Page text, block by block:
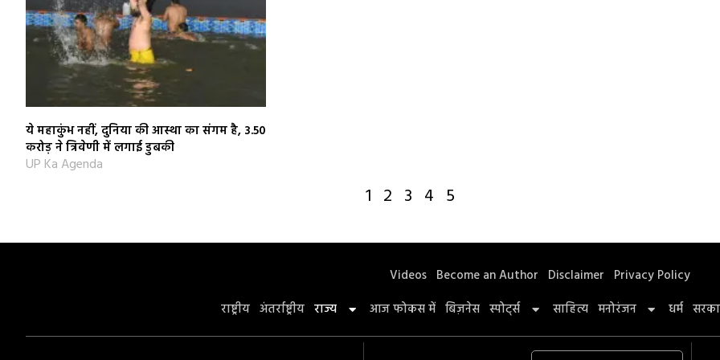
ये महाकुंभ नहीं, दुनिया की आस्‍था का संगम है, 3.50
करोड़ ने त्रिवेणी में लगाई डुबकी
UP Ka Agenda
1 2 3 4 5
Videos Become an Author Disclaimer Privacy Policy
राष्ट्रीय अंतर्राष्ट्रीय राज्य आज फोकस में बिज़नेस स्पोर्ट्स साहित्य मनोरंजन धर्म